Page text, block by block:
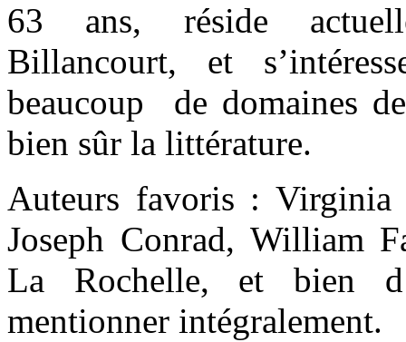
63 ans, réside
Billancourt, et
beaucoup de domaines
bien sûr la littérature.
Auteurs favoris : Virginia
Joseph Conrad, William
La Rochelle, et bien
mentionner intégralement.